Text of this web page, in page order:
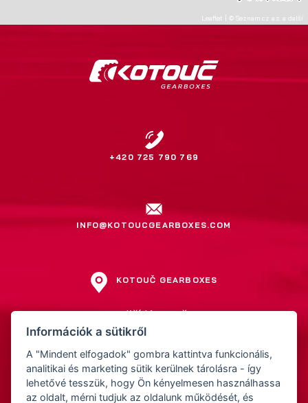
Leaflet ©Seznam.cz a.s. a další
+420 725 790 769
INFO@KOTOUCGEARBOXES.COM
KOTOUČ GEARBOXES
Jiří Kotouč
Přerovská 561
Cseh Köztársaság
IČ: 15522211
Információk a sütikről
A "Mindent elfogadok" gombra kattintva funkcionális,
analitikai és marketing sütik kerülnek tárolásra - így
lehetővé tesszük, hogy Ön kényelmesen használhassa
az oldalt, mérni tudjuk az oldalunk működését, és